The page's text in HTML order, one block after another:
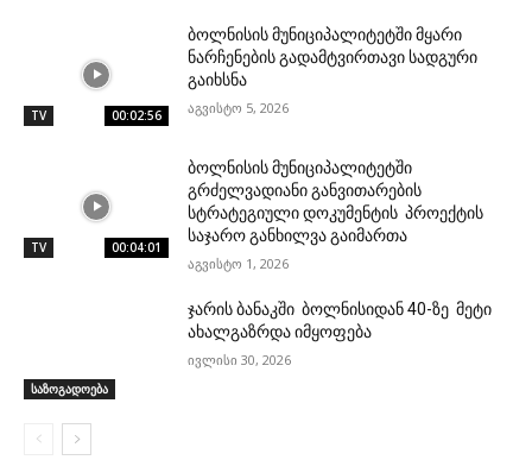
TV 00:02:56
ბოლნისის მუნიციპალიტეტში მყარი
ნარჩენების გადამტვირთავი სადგური
გაიხსნა
აგვისტო 5, 2026
TV 00:04:01
ბოლნისის მუნიციპალიტეტში
გრძელვადიანი განვითარების
სტრატეგიული დოკუმენტის პროექტის
საჯარო განხილვა გაიმართა
აგვისტო 1, 2026
საზოგადოება
ჯარის ბანაკში ბოლნისიდან 40-ზე მეტი
ახალგაზრდა იმყოფება
ივლისი 30, 2026